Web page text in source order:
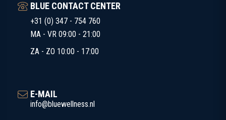
BLUE CONTACT CENTER
+31 (0) 347 - 754 760
MA - VR 09:00 - 21:00
ZA - ZO 10:00 - 17:00
E-MAIL
info@bluewellness.nl